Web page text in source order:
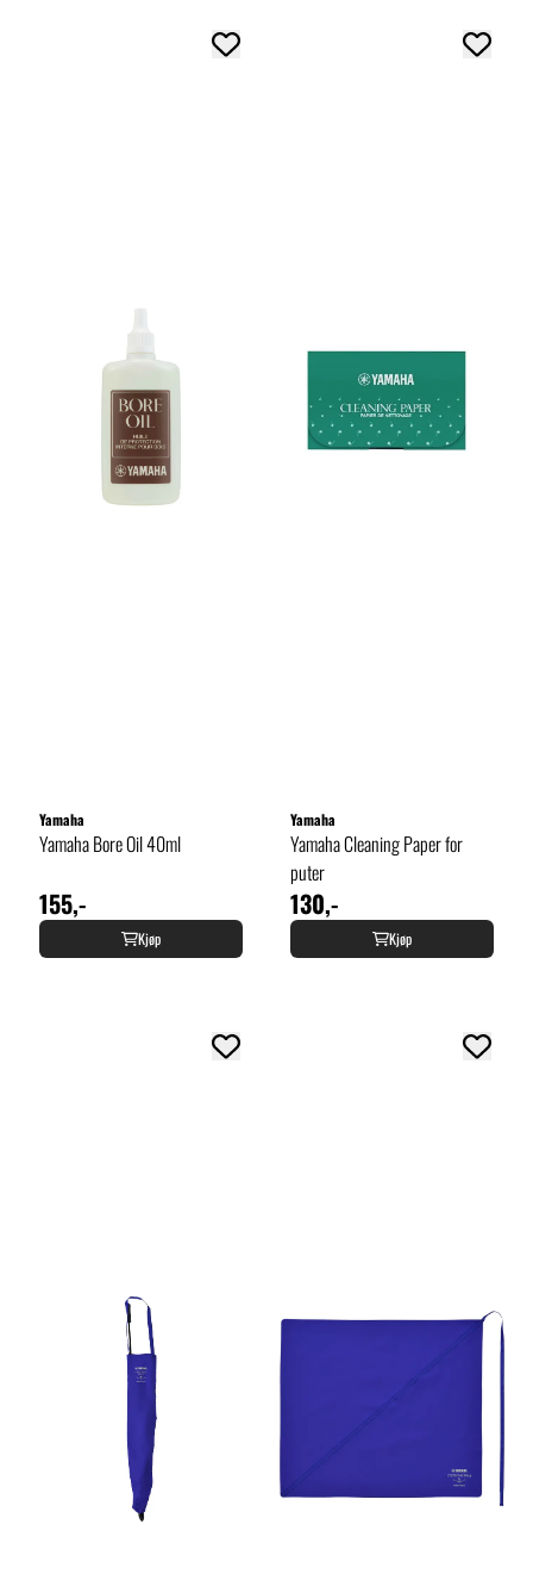
Yamaha
Yamaha Bore Oil 40ml
155,-
Kjøp
Yamaha
Yamaha Cleaning Paper for
puter
130,-
Kjøp